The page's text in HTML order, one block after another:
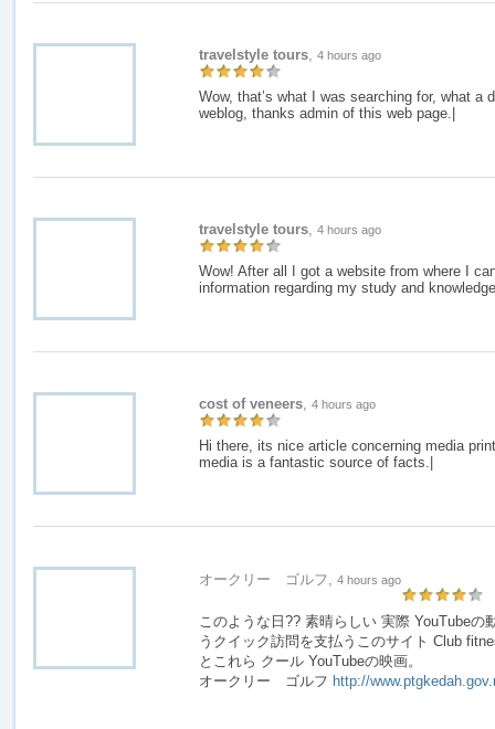
travelstyle tours, 4 hours ago
Wow, that’s what I was searching for, what a
weblog, thanks admin of this web page.|
travelstyle tours, 4 hours ago
Wow! After all I got a website from where I
information regarding my study and
cost of veneers, 4 hours ago
Hi there, its nice article concerning media
media is a fantastic source of facts.|
オークリー ゴルフ, 4 hours ago
このような日?? 素晴らしい 実際 YouTubeの
うクイック訪問を支払うこのサイト Club
とこれら クール YouTubeの映画。
オークリー ゴルフ http://